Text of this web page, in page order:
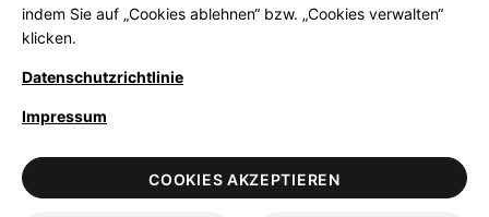
LegalDatenschutzrichtlinieZugänglichkeitHinweis zu Cookies
VerkaufsbedingungenNutzungsbedingungen
indem Sie auf „Cookies ablehnen“ bzw. „Cookies verwalten“
klicken.
Datenschutzrichtlinie
Impressum
COOKIES AKZEPTIEREN